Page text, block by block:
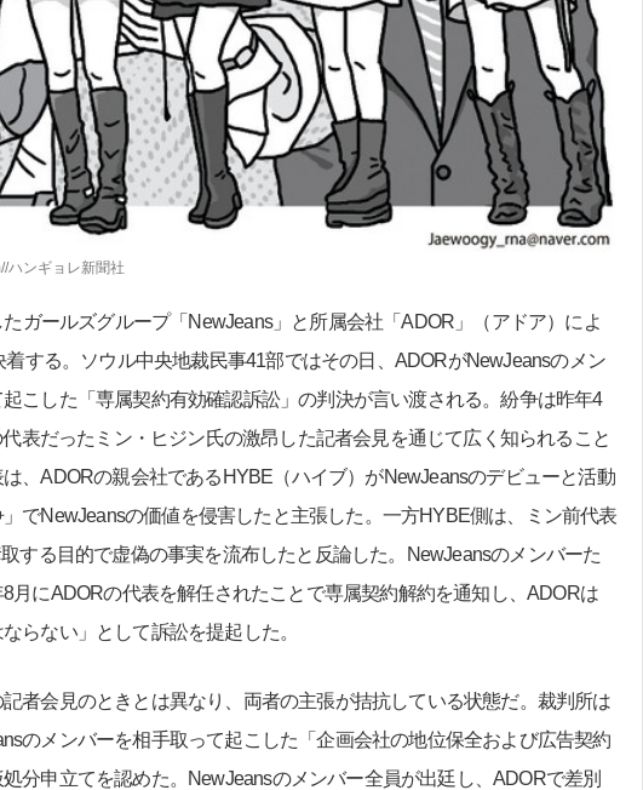
ハンギョレ新聞社
ガールズグループ「NewJeans」と所属会社「ADOR」（アドア）によ
着する。ソウル中央地裁民事41部ではその日、ADORがNewJeansのメン
こした「専属契約有効確認訴訟」の判決が言い渡される。紛争は昨年4
表だったミン・ヒジン氏の激昂した記者会見を通じて広く知られること
、ADORの親会社であるHYBE（ハイブ）がNewJeansのデビューと活動
でNewJeansの価値を侵害したと主張した。一方HYBE側は、ミン前代表
する目的で虚偽の事実を流布したと反論した。NewJeansのメンバーた
月にADORの代表を解任されたことで専属契約解約を通知し、ADORは
らない」として訴訟を提起した。
者会見のときとは異なり、両者の主張が拮抗している状態だ。裁判所は
のメンバーを相手取って起こした「企画会社の地位保全および広告契約
分申立てを認めた。NewJeansのメンバー全員が出廷し、ADORで差別